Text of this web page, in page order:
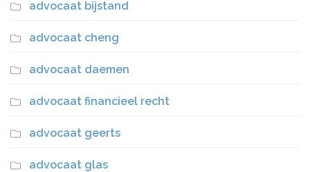
advocaat bijstand
advocaat cheng
advocaat daemen
advocaat financieel recht
advocaat geerts
advocaat glas